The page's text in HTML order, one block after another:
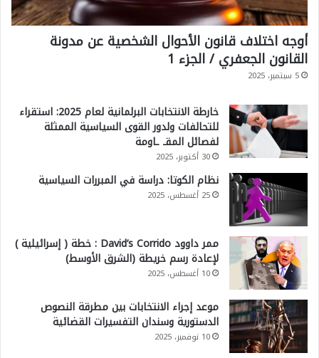
أوجه اختلاف قانون الأحوال الشخصية عن مدونة
القانون الجعفري / الجزء 1
5 سبتمبر، 2025
خارطة الانتخابات البرلمانية لعام 2025: استقراء
للتحالفات ولدور القوى السياسية الممثلة
لفصائل المقـ ـاومة
30 أكتوبر، 2025
نظام الكوتا: دراسة في المبررات السياسية
25 أغسطس، 2025
ممر داوود David’s Corrido : خطة ( إسرائيلية )
لإعادة رسم خريطة (الشرق الأوسط)
10 أغسطس، 2025
موعد إجراء الانتخابات بين مطرقة النصوص
الدستورية وسندان التفسيرات القضائية
10 نوفمبر، 2025